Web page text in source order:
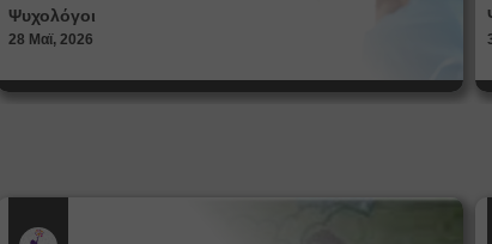
Ψυχολόγοι
28 Μαϊ, 2026